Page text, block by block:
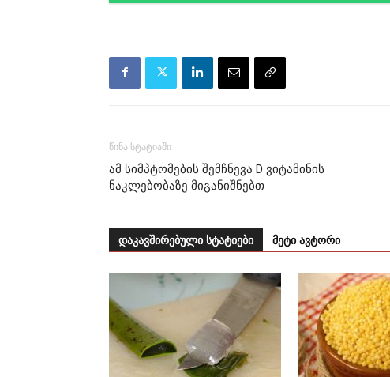
წინა სტატიაში
ამ სიმპტომების შემჩნევა D ვიტამინის
ნაკლებობაზე მიგანიშნებთ
დაკავშირებული სტატიები მეტი ავტორი